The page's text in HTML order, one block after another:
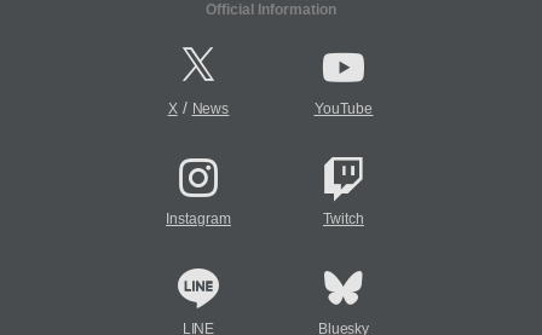
Official Information
X/ News YouTube
Instagram Twitch
LINE Bluesky